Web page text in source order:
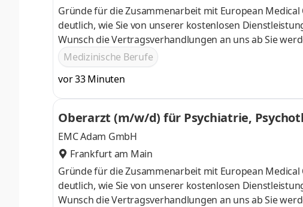
Gründe für die Zusammenarbeit mit European
deutlich, wie Sie von unserer kostenlosen Dienstleistung
Wunsch die Vertragsverhandlungen an uns ab Sie
Sie bekommen Hilfe bei der Kita-Suche und der
und Wohnungssuche
Medizinische Berufe
vor 33 Minuten
Oberarzt (m/w/d) für Psychiatrie,
EMC Adam GmbH
Frankfurt am Main
Gründe für die Zusammenarbeit mit European
deutlich, wie Sie von unserer kostenlosen Dienstleistung
Wunsch die Vertragsverhandlungen an uns ab Sie